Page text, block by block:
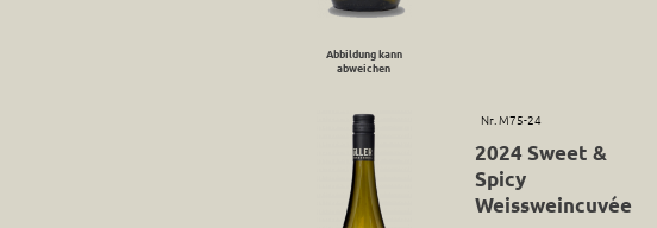
Abbildung kann
abweichen
Nr. M75-24
2024 Sweet &
Spicy
Weissweincuvée